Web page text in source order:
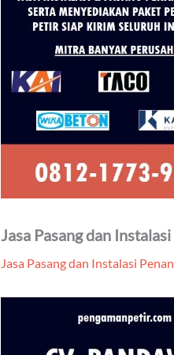
Jasa Pasang dan
Jasa Pasang dan Instalasi